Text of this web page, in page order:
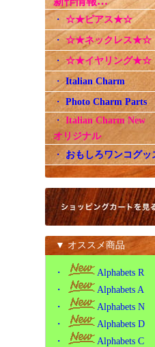
・ ☆★ピアス★☆
・ ☆★ネックレス★☆
・☆★イヤリング★☆
・Italian Charm
・Photo Charm Parts
・ Italian Charm
オリジナル
・ おもしろワンコグッ
▼ オススメ商品
・
Alphabets R
・
Alphabets A
・
Alphabets N
・
Alphabets D
・
Alphabets C